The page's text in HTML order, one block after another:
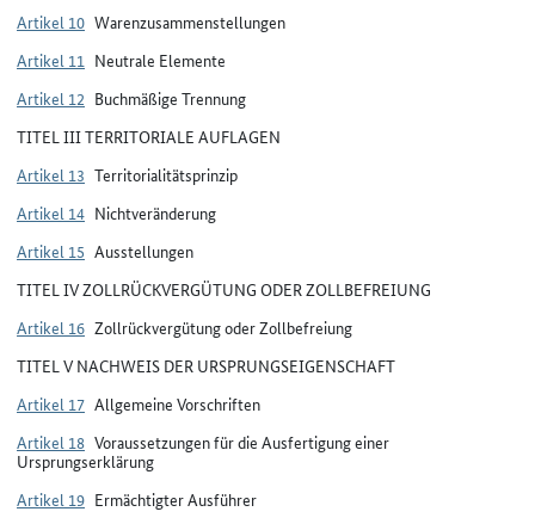
Artikel 10 Warenzusammenstellungen
Artikel 11 Neutrale Elemente
Artikel 12 Buchmäßige Trennung
TITEL III TERRITORIALE AUFLAGEN
Artikel 13 Territorialitätsprinzip
Artikel 14 Nichtveränderung
Artikel 15 Ausstellungen
TITEL IV ZOLLRÜCKVERGÜTUNG ODER ZOLLBEFREIUNG
Artikel 16 Zollrückvergütung oder Zollbefreiung
TITEL V NACHWEIS DER URSPRUNGSEIGENSCHAFT
Artikel 17 Allgemeine Vorschriften
Artikel 18 Voraussetzungen für die Ausfertigung einer
Ursprungserklärung
Artikel 19 Ermächtigter Ausführer